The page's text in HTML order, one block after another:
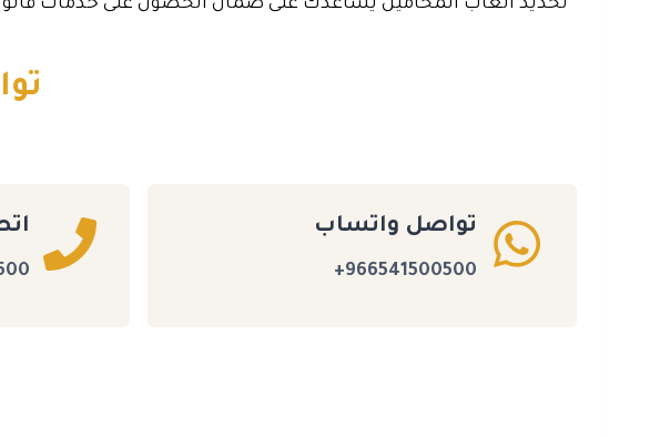
تواصل واتساب
966541500500+